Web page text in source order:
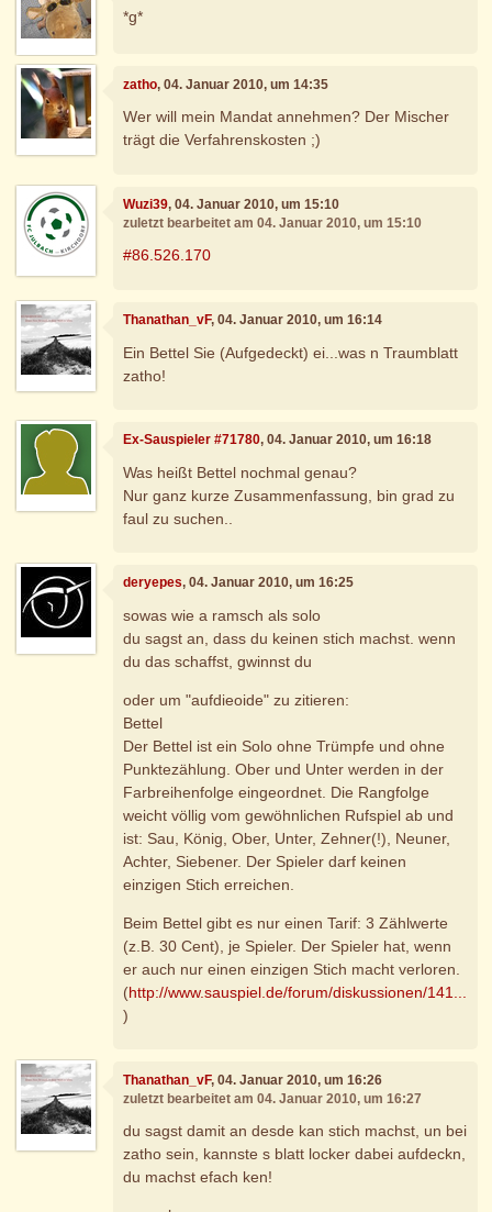
*g*
zatho, 04. Januar 2010, um 14:35
Wer will mein Mandat annehmen? Der Mischer
trägt die Verfahrenskosten ;)
Wuzi39, 04. Januar 2010, um 15:10
zuletzt bearbeitet am 04. Januar 2010, um 15:10
#86.526.170
Thanathan_vF, 04. Januar 2010, um 16:14
Ein Bettel Sie (Aufgedeckt) ei...was n Traumblatt
zatho!
Ex-Sauspieler #71780, 04. Januar 2010, um 16:18
Was heißt Bettel nochmal genau?
Nur ganz kurze Zusammenfassung, bin grad zu
faul zu suchen..
deryepes, 04. Januar 2010, um 16:25
sowas wie a ramsch als solo
du sagst an, dass du keinen stich machst. wenn
du das schaffst, gwinnst du
oder um "aufdieoide" zu zitieren:
Bettel
Der Bettel ist ein Solo ohne Trümpfe und ohne
Punktezählung. Ober und Unter werden in der
Farbreihenfolge eingeordnet. Die Rangfolge
weicht völlig vom gewöhnlichen Rufspiel ab und
ist: Sau, König, Ober, Unter, Zehner(!), Neuner,
Achter, Siebener. Der Spieler darf keinen
einzigen Stich erreichen.
Beim Bettel gibt es nur einen Tarif: 3 Zählwerte
(z.B. 30 Cent), je Spieler. Der Spieler hat, wenn
er auch nur einen einzigen Stich macht verloren.
(http://www.sauspiel.de/forum/diskussionen/141...
)
Thanathan_vF, 04. Januar 2010, um 16:26
zuletzt bearbeitet am 04. Januar 2010, um 16:27
du sagst damit an desde kan stich machst, un bei
zatho sein, kannste s blatt locker dabei aufdeckn,
du machst efach ken!